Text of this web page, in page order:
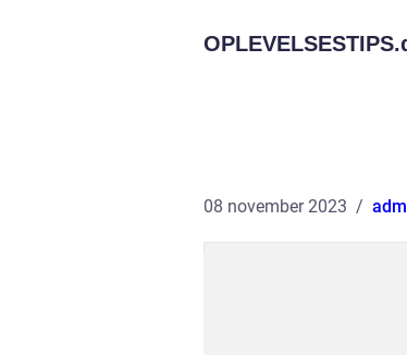
OPLEVELSESTIPS.
08 november 2023